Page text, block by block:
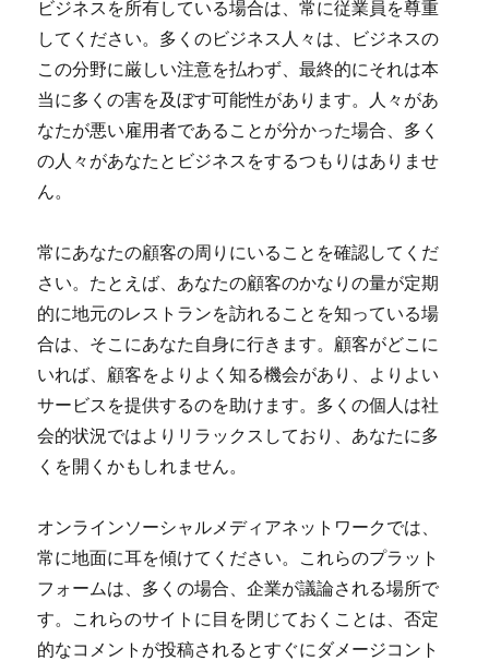
ビジネスを所有している場合は、常に従業員を尊重
してください。多くのビジネス人々は、ビジネスの
この分野に厳しい注意を払わず、最終的にそれは本
当に多くの害を及ぼす可能性があります。人々があ
なたが悪い雇用者であることが分かった場合、多く
の人々があなたとビジネスをするつもりはありませ
ん。
常にあなたの顧客の周りにいることを確認してくだ
さい。たとえば、あなたの顧客のかなりの量が定期
的に地元のレストランを訪れることを知っている場
合は、そこにあなた自身に行きます。顧客がどこに
いれば、顧客をよりよく知る機会があり、よりよい
サービスを提供するのを助けます。多くの個人は社
会的状況ではよりリラックスしており、あなたに多
くを開くかもしれません。
オンラインソーシャルメディアネットワークでは、
常に地面に耳を傾けてください。これらのプラット
フォームは、多くの場合、企業が議論される場所で
す。これらのサイトに目を閉じておくことは、否定
的なコメントが投稿されるとすぐにダメージコント